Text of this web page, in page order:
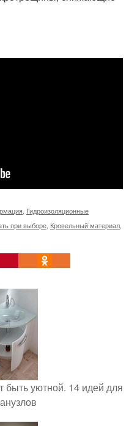
Гидроизоляционные
при выборе Кровельный материал
уютной. 14 идей для